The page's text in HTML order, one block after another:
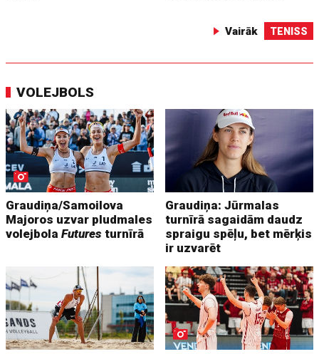
Vairāk TENISS
VOLEJBOLS
Graudiņa/Samoilova
Majoros uzvar pludmales
volejbolaFutures turnīrā
Graudiņa: Jūrmalas
turnīrā sagaidām daudz
spraigu spēļu, bet mērķis
ir uzvarēt